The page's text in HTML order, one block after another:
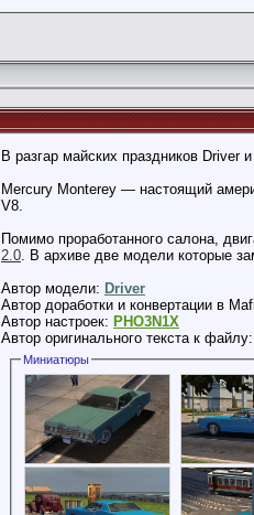
В разгар майских праздников
Mercury Monterey — настоящий
V8.
Помимо проработанного салона,
2.0. В архиве две модели которые
Автор модели: Driver
Автор доработки и конвертации в
Автор настроек: PHO3N1X
Автор оригинального текста к
Миниатюры